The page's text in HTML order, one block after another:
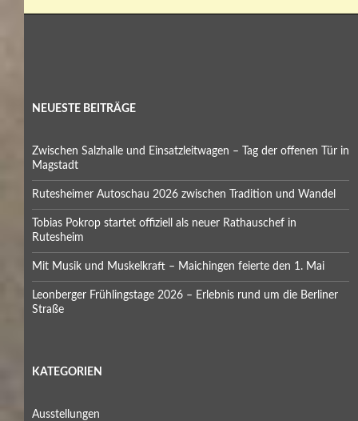
NEUESTE BEITRÄGE
Zwischen Salzhalle und Einsatzleitwagen – Tag der offenen Tür in
Magstadt
Rutesheimer Autoschau 2026 zwischen Tradition und Wandel
Tobias Pokrop startet offiziell als neuer Rathauschef in
Rutesheim
Mit Musik und Muskelkraft – Maichingen feierte den 1. Mai
Leonberger Frühlingstage 2026 – Erlebnis rund um die Berliner
Straße
KATEGORIEN
Ausstellungen